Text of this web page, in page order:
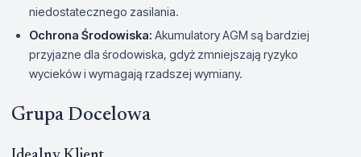
niedostatecznego zasilania.
Ochrona Środowiska: Akumulatory AGM są bardziej
przyjazne dla środowiska, gdyż zmniejszają ryzyko
wycieków i wymagają rzadszej wymiany.
Grupa Docelowa